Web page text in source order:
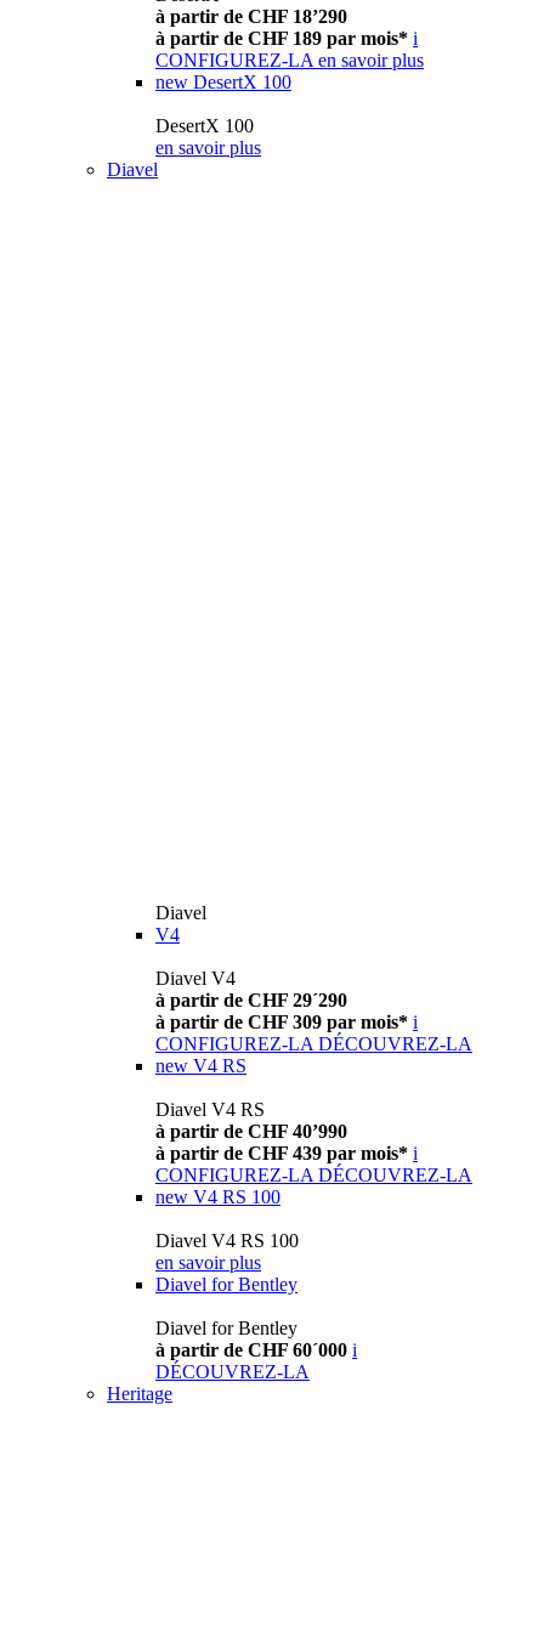
à partir de CHF 18’290
à partir de CHF 189 par mois* i
CONFIGUREZ-LA en savoir plus
new DesertX 100
DesertX 100
en savoir plus
Diavel
Diavel
V4
Diavel V4
à partir de CHF 29´290
à partir de CHF 309 par mois* i
CONFIGUREZ-LA DÉCOUVREZ-LA
new V4 RS
Diavel V4 RS
à partir de CHF 40’990
à partir de CHF 439 par mois* i
CONFIGUREZ-LA DÉCOUVREZ-LA
new V4 RS 100
Diavel V4 RS 100
en savoir plus
Diavel for Bentley
Diavel for Bentley
à partir de CHF 60´000 i
DÉCOUVREZ-LA
Heritage